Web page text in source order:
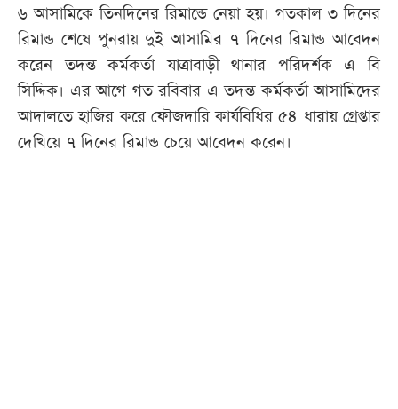
বিভাগ
ছবি
ভিডিও
৬ আসামিকে তিনদিনের রিমান্ডে নেয়া হয়। গতকাল ৩ দিনের
রিমান্ড শেষে পুনরায় দুই আসামির ৭ দিনের রিমান্ড আবেদন
করেন তদন্ত কর্মকর্তা যাত্রাবাড়ী থানার পরিদর্শক এ বি
সিদ্দিক। এর আগে গত রবিবার এ তদন্ত কর্মকর্তা আসামিদের
আদালতে হাজির করে ফৌজদারি কার্যবিধির ৫৪ ধারায় গ্রেপ্তার
দেখিয়ে ৭ দিনের রিমান্ড চেয়ে আবেদন করেন।